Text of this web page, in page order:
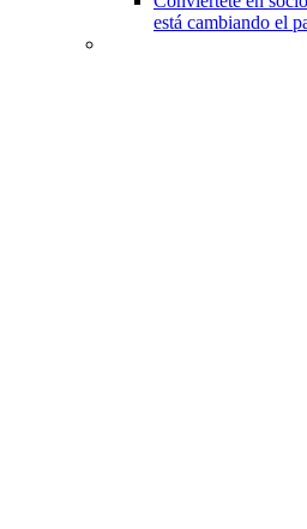
está cambiando el